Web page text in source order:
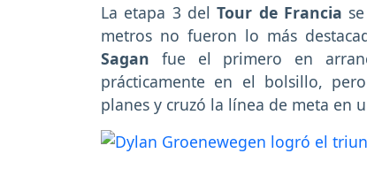
La etapa 3 delTour de Francia
metros no fueron lo más
Sagan fue el primero en
prácticamente en el bolsillo,
planes y cruzó la línea de meta en